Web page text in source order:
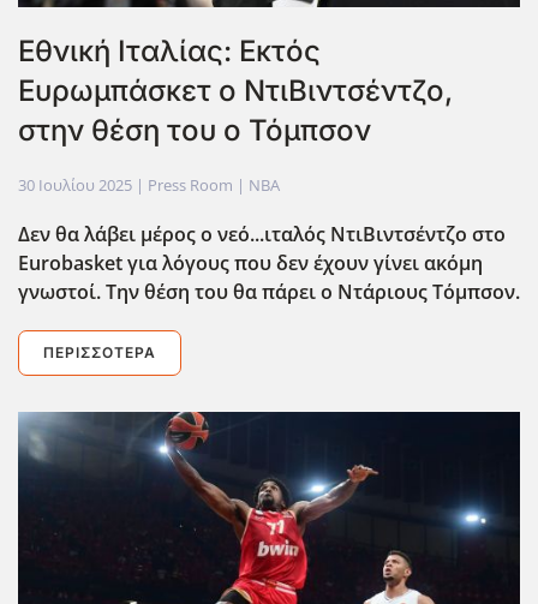
Εθνική Ιταλίας: Εκτός
Ευρωμπάσκετ ο ΝτιΒιντσέντζο,
στην θέση του ο Τόμπσον
30 Ιουλίου 2025 | Press Room | NBA
Δεν θα λάβει μέρος ο νεό...ιταλός ΝτιΒιντσέντζο στο
Eurobasket για λόγους που δεν έχουν γίνει ακόμη
γνωστοί. Την θέση του θα πάρει ο Ντάριους Τόμπσον.
ΠΕΡΙΣΣΌΤΕΡΑ